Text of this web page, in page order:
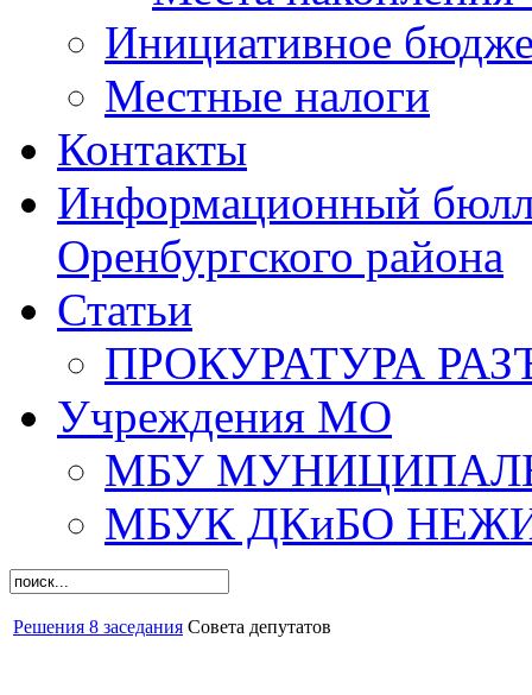
Инициативное
Местные налоги
Контакты
Информационный
Оренбургского района
Статьи
ПРОКУРАТУРА
Учреждения МО
МБУ
МБУК ДКиБО
Решения 8 заседания Совета депутатов